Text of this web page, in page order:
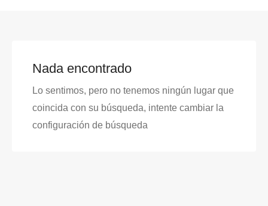
Nada encontrado
Lo sentimos, pero no tenemos ningún lugar que
coincida con su búsqueda, intente cambiar la
configuración de búsqueda